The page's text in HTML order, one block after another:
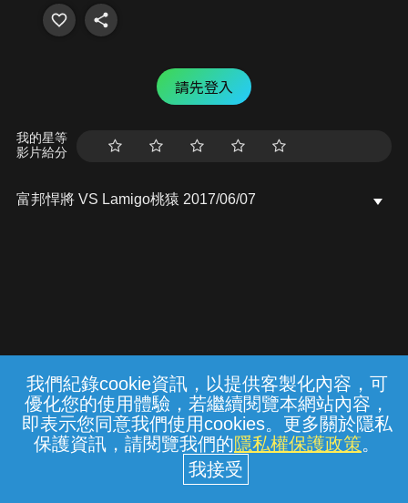
我們紀錄cookie資訊，以提供客製化內容，可
優化您的使用體驗，若繼續閱覽本網站內容，
即表示您同意我們使用cookies。更多關於隱私
保護資訊，請閱覽我們的隱私權保護政策。
請先登入
我的星等
影片給分
富邦悍將 VS Lamigo桃猿 2017/06/07
常見問題 線上客服 服務條款 隱私權保護
中華電信股份有限公司個人家庭分公司
(統一編號：96979949) © 2026
{{notifyMsg}}